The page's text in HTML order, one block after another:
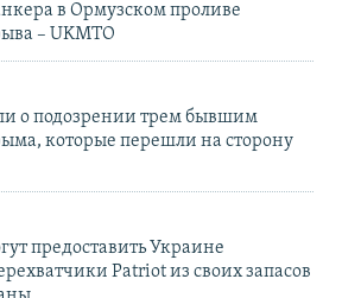
в Ормузском проливе
– UKMTO
о подозрении трем бывшим
которые перешли на сторону
предоставить Украине
Patriot из своих запасов